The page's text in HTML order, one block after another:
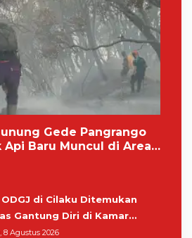
Gede Pangrango
Api Baru Muncul di Area
di Cilaku Ditemukan
Gantung Diri di Kamar
8 Agustus 2026